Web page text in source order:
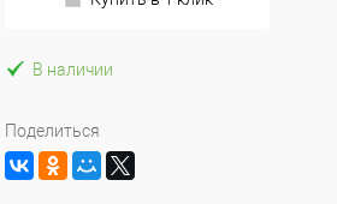
В наличии
Поделиться